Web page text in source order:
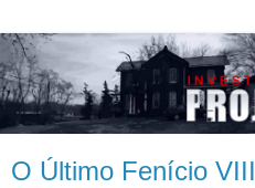
O Último Fenício VIII